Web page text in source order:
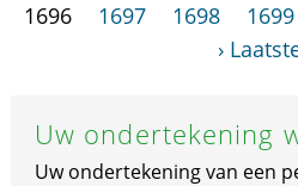
1696
1697 1698 1699
›
Uw ondertekening
Uw ondertekening van een